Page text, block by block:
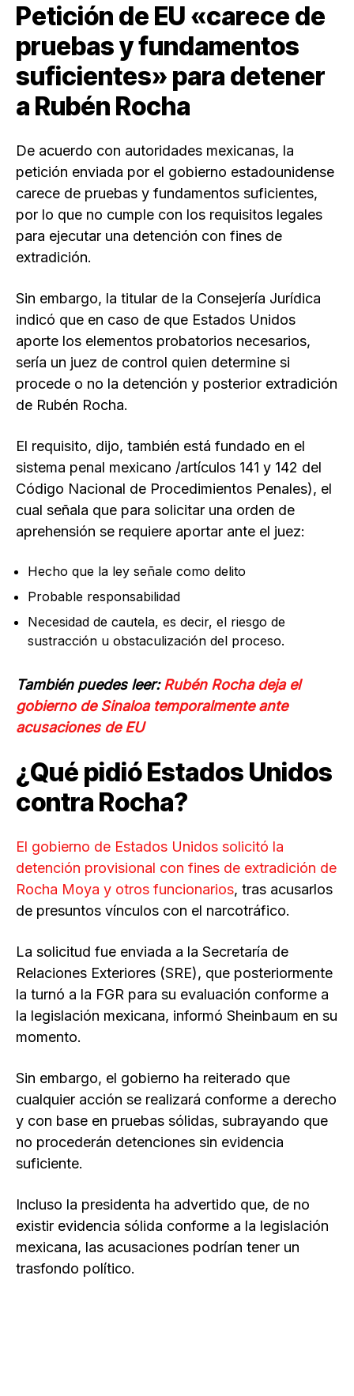
Petición de EU «carece de
pruebas y fundamentos
suficientes» para detener
a Rubén Rocha
De acuerdo con autoridades mexicanas, la
petición enviada por el gobierno estadounidense
carece de pruebas y fundamentos suficientes,
por lo que no cumple con los requisitos legales
para ejecutar una detención con fines de
extradición.
Sin embargo, la titular de la Consejería Jurídica
indicó que en caso de que Estados Unidos
aporte los elementos probatorios necesarios,
sería un juez de control quien determine si
procede o no la detención y posterior extradición
de Rubén Rocha.
El requisito, dijo, también está fundado en el
sistema penal mexicano /artículos 141 y 142 del
Código Nacional de Procedimientos Penales), el
cual señala que para solicitar una orden de
aprehensión se requiere aportar ante el juez:
Hecho que la ley señale como delito
Probable responsabilidad
Necesidad de cautela, es decir, el riesgo de
sustracción u obstaculización del proceso.
También puedes leer:Rubén Rocha deja el
gobierno de Sinaloa temporalmente ante
acusaciones de EU
¿Qué pidió Estados Unidos
contra Rocha?
El gobierno de Estados Unidos solicitó la
detención provisional con fines de extradición de
Rocha Moya y otros funcionarios, tras acusarlos
de presuntos vínculos con el narcotráfico.
La solicitud fue enviada a la Secretaría de
Relaciones Exteriores (SRE), que posteriormente
la turnó a la FGR para su evaluación conforme a
la legislación mexicana, informó Sheinbaum en su
momento.
Sin embargo, el gobierno ha reiterado que
cualquier acción se realizará conforme a derecho
y con base en pruebas sólidas, subrayando que
no procederán detenciones sin evidencia
suficiente.
Incluso la presidenta ha advertido que, de no
existir evidencia sólida conforme a la legislación
mexicana, las acusaciones podrían tener un
trasfondo político.